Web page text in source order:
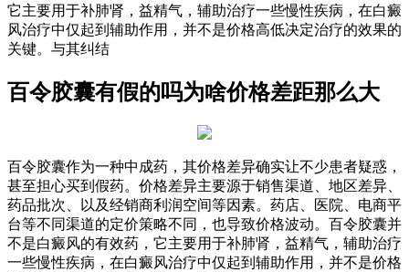
它主要用于补肺肾，益精气，辅助治疗一些慢性疾病，在白癜
风治疗中仅起到辅助作用，并不是价格高低决定治疗的效果的
关键。与其纠结
百令胶囊有假的吗为啥价格差距那么大
百令胶囊作为一种中成药，其价格差异确实让不少患者疑惑，
甚至担心买到假药。价格差异主要源于销售渠道、地区差异、
药品批次、以及经销商利润空间等因素。药店、医院、电商平
台等不同渠道的定价策略不同，也导致价格波动。百令胶囊并
不是白癜风的有效药，它主要用于补肺肾，益精气，辅助治疗
一些慢性疾病，在白癜风治疗中仅起到辅助作用，并不是价格